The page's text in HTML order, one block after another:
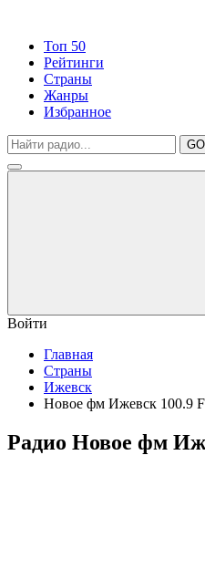
Топ 50
Рейтинги
Страны
Жанры
Избранное
GO
Войти
Главная
Страны
Ижевск
Новое фм Ижевск 100.9
Радио Новое фм